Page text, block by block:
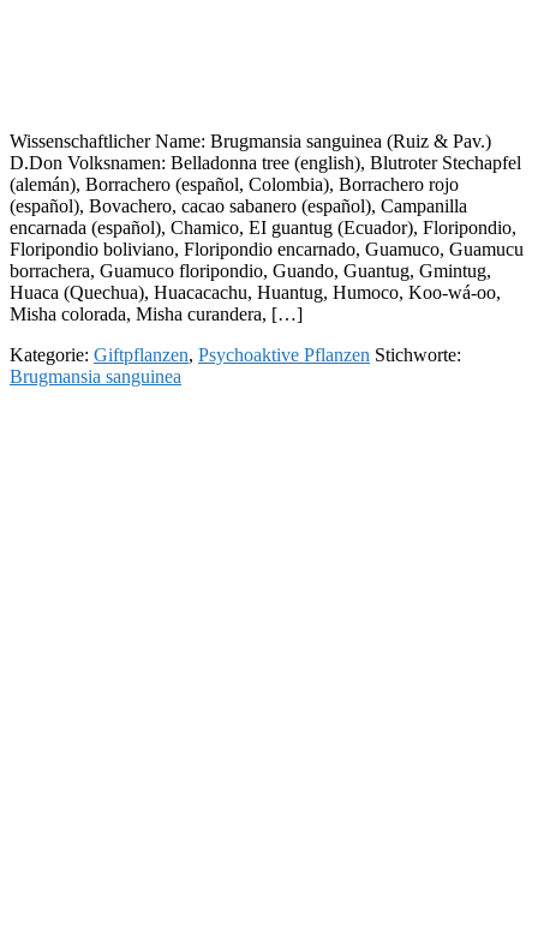
Wissenschaftlicher Name: Brugmansia sanguinea (Ruiz & Pav.)
D.Don Volksnamen: Belladonna tree (english), Blutroter Stechapfel
(alemán), Borrachero (español, Colombia), Borrachero rojo
(español), Bovachero, cacao sabanero (español), Campanilla
encarnada (español), Chamico, EI guantug (Ecuador), Floripondio,
Floripondio boliviano, Floripondio encarnado, Guamuco, Guamucu
borrachera, Guamuco floripondio, Guando, Guantug, Gmintug,
Huaca (Quechua), Huacacachu, Huantug, Humoco, Koo-wá-oo,
Misha colorada, Misha curandera, […]
Kategorie: Giftpflanzen, Psychoaktive Pflanzen Stichworte:
Brugmansia sanguinea